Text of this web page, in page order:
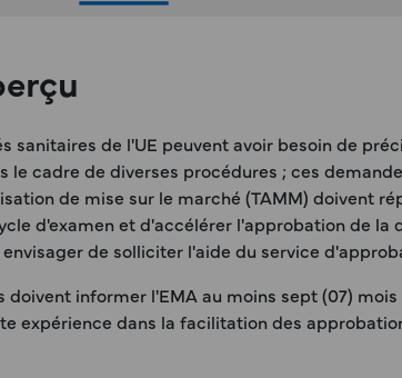
sanitaires de l'UE peuvent avoir besoin de
cadre de diverses procédures ; ces
de mise sur le marché (TAMM) doivent
d'examen et d'accélérer l'approbation de la
de solliciter l'aide du service
informer l'EMA au moins sept (07)
expérience dans la facilitation des